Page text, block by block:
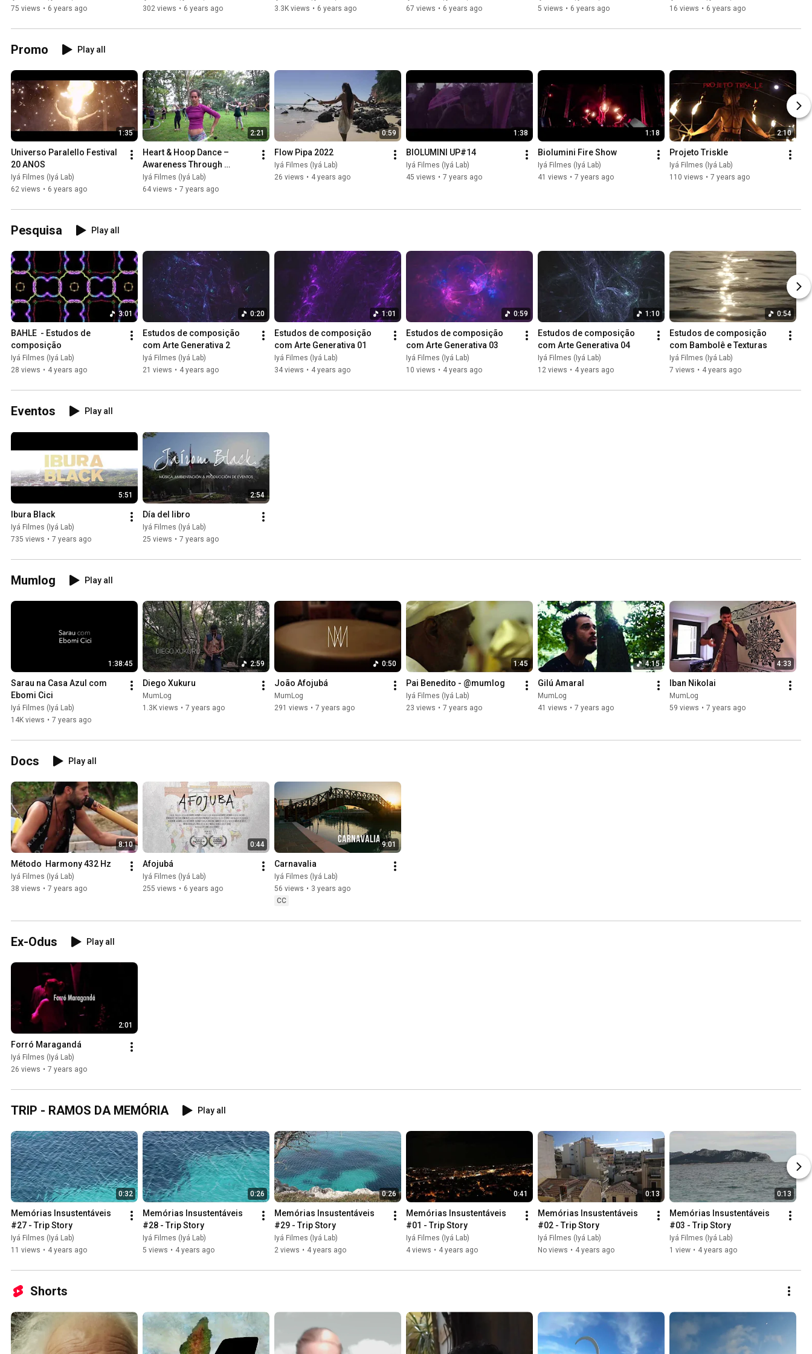
75 views • 6 years ago
302 views • 6 years ago
3.3K views • 6 years ago
67 views • 6 years ago
5 views • 6 years ago
16 views • 6 years ago
Promo Play all
1:35
Universo Paralello Festival
20 ANOS
Iyá Filmes (Iyá Lab)
62 views • 6 years ago
2:21
Heart & Hoop Dance –
Awareness Through
Movement
Iyá Filmes (Iyá Lab)
64 views • 7 years ago
0:59
Flow Pipa 2022
Iyá Filmes (Iyá Lab)
26 views • 4 years ago
1:38
BIOLUMINI UP#14
Iyá Filmes (Iyá Lab)
45 views • 7 years ago
1:18
Biolumini Fire Show
Iyá Filmes (Iyá Lab)
41 views • 7 years ago
2:10
Projeto Triskle
Iyá Filmes (Iyá Lab)
110 views • 7 years ago
Pesquisa Play all
3:01
BAHLE  - Estudos de
composição
Iyá Filmes (Iyá Lab)
28 views • 4 years ago
0:20
Estudos de composição
com Arte Generativa 2
Iyá Filmes (Iyá Lab)
21 views • 4 years ago
1:01
Estudos de composição
com Arte Generativa 01
Iyá Filmes (Iyá Lab)
34 views • 4 years ago
0:59
Estudos de composição
com Arte Generativa 03
Iyá Filmes (Iyá Lab)
10 views • 4 years ago
1:10
Estudos de composição
com Arte Generativa 04
Iyá Filmes (Iyá Lab)
12 views • 4 years ago
0:54
Estudos de composição
com Bambolê e Texturas
Iyá Filmes (Iyá Lab)
7 views • 4 years ago
Eventos Play all
5:51
Ibura Black
Iyá Filmes (Iyá Lab)
735 views • 7 years ago
2:54
Día del libro
Iyá Filmes (Iyá Lab)
25 views • 7 years ago
Mumlog Play all
1:38:45
Sarau na Casa Azul com
Ebomi Cici
Iyá Filmes (Iyá Lab)
14K views • 7 years ago
2:59
Diego Xukuru
MumLog
1.3K views • 7 years ago
0:50
João Afojubá
MumLog
291 views • 7 years ago
1:45
Pai Benedito - @mumlog
Iyá Filmes (Iyá Lab)
23 views • 7 years ago
4:15
Gilú Amaral
MumLog
41 views • 7 years ago
4:33
Iban Nikolai
MumLog
59 views • 7 years ago
Docs Play all
8:10
Método  Harmony 432 Hz
Iyá Filmes (Iyá Lab)
38 views • 7 years ago
0:44
Afojubá
Iyá Filmes (Iyá Lab)
255 views • 6 years ago
9:01
Carnavalia
Iyá Filmes (Iyá Lab)
56 views • 3 years ago
CC
Ex-Odus Play all
2:01
Forró Maragandá
Iyá Filmes (Iyá Lab)
26 views • 7 years ago
TRIP - RAMOS DA MEMÓRIA Play all
0:32
Memórias Insustentáveis
#27 - Trip Story
Iyá Filmes (Iyá Lab)
11 views • 4 years ago
0:26
Memórias Insustentáveis
#28 - Trip Story
Iyá Filmes (Iyá Lab)
5 views • 4 years ago
0:26
Memórias Insustentáveis
#29 - Trip Story
Iyá Filmes (Iyá Lab)
2 views • 4 years ago
0:41
Memórias Insustentáveis
#01 - Trip Story
Iyá Filmes (Iyá Lab)
4 views • 4 years ago
0:13
Memórias Insustentáveis
#02 - Trip Story
Iyá Filmes (Iyá Lab)
No views • 4 years ago
0:13
Memórias Insustentáveis
#03 - Trip Story
Iyá Filmes (Iyá Lab)
1 view • 4 years ago
Shorts